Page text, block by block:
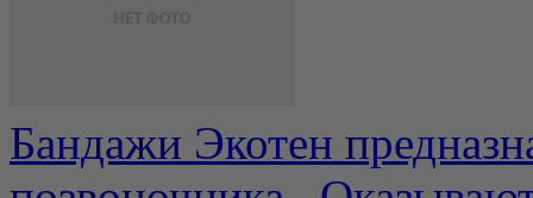
Бандажи Экотен